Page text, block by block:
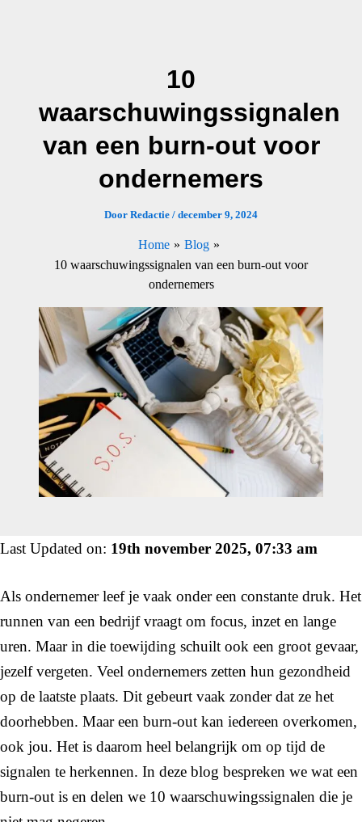
10
waarschuwingssignalen
van een burn-out voor
ondernemers
Door Redactie / december 9, 2024
Home
Blog
10 waarschuwingssignalen van een burn-out voor
ondernemers
Last Updated on: 19th november 2025, 07:33 am
Als ondernemer leef je vaak onder een constante druk. Het
runnen van een bedrijf vraagt om focus, inzet en lange
uren. Maar in die toewijding schuilt ook een groot gevaar,
jezelf vergeten. Veel ondernemers zetten hun gezondheid
op de laatste plaats. Dit gebeurt vaak zonder dat ze het
doorhebben. Maar een burn-out kan iedereen overkomen,
ook jou. Het is daarom heel belangrijk om op tijd de
signalen te herkennen. In deze blog bespreken we wat een
burn-out is en delen we 10 waarschuwingssignalen die je